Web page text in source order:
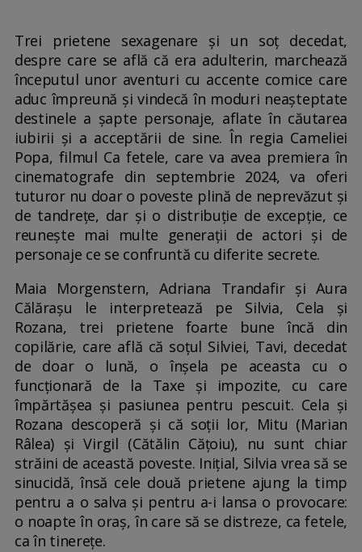
Trei prietene sexagenare și un soț decedat,
despre care se află că era adulterin, marchează
începutul unor aventuri cu accente comice care
aduc împreună și vindecă în moduri neașteptate
destinele a șapte personaje, aflate în căutarea
iubirii și a acceptării de sine. În regia Cameliei
Popa, filmul Ca fetele, care va avea premiera în
cinematografe din septembrie 2024, va oferi
tuturor nu doar o poveste plină de neprevăzut și
de tandrețe, dar și o distribuție de excepție, ce
reunește mai multe generații de actori și de
personaje ce se confruntă cu diferite secrete.
Maia Morgenstern, Adriana Trandafir și Aura
Călărașu le interpretează pe Silvia, Cela și
Rozana, trei prietene foarte bune încă din
copilărie, care află că soțul Silviei, Tavi, decedat
de doar o lună, o înșela pe aceasta cu o
funcționară de la Taxe și impozite, cu care
împărtășea și pasiunea pentru pescuit. Cela și
Rozana descoperă și că soții lor, Mitu (Marian
Râlea) și Virgil (Cătălin Cățoiu), nu sunt chiar
străini de această poveste. Inițial, Silvia vrea să se
sinucidă, însă cele două prietene ajung la timp
pentru a o salva și pentru a-i lansa o provocare:
o noapte în oraș, în care să se distreze, ca fetele,
ca în tinerețe.